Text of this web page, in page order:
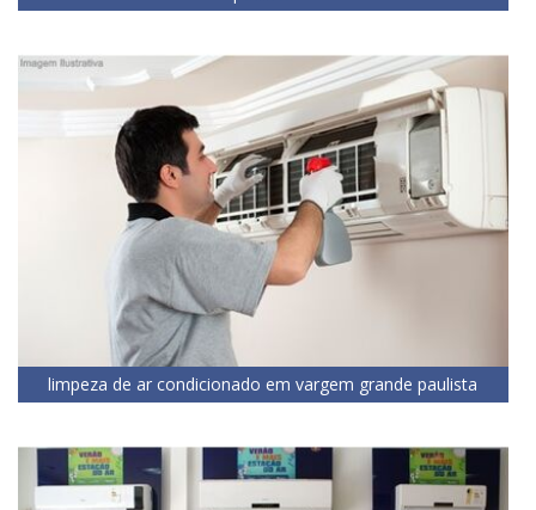
limpeza de ar condicionado em vargem grande paulista